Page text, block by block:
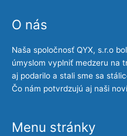
O nás
Naša spoločnosť QYX, s.r.o
úmyslom vyplniť medzeru na
aj podarilo a stali sme sa
Čo nám potvrdzujú aj naši
Menu stránky